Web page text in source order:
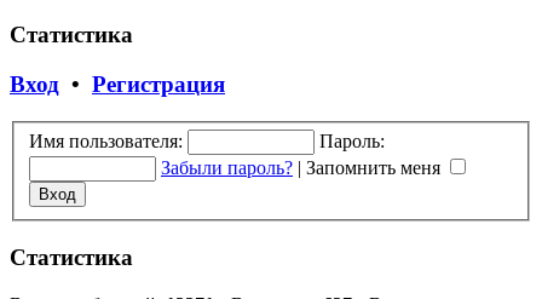
Статистика
Вход • Регистрация
Имя пользователя:
Пароль:
Забыли пароль? | Запомнить меня
Статистика